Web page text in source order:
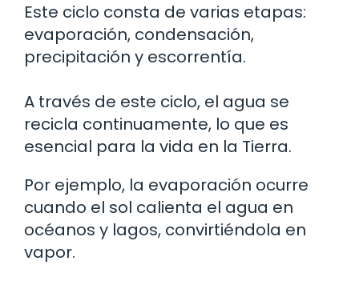
Este ciclo consta de varias etapas:
evaporación, condensación,
precipitación y escorrentía.
A través de este ciclo, el agua se
recicla continuamente, lo que es
esencial para la vida en la Tierra.
Por ejemplo, la evaporación ocurre
cuando el sol calienta el agua en
océanos y lagos, convirtiéndola en
vapor.